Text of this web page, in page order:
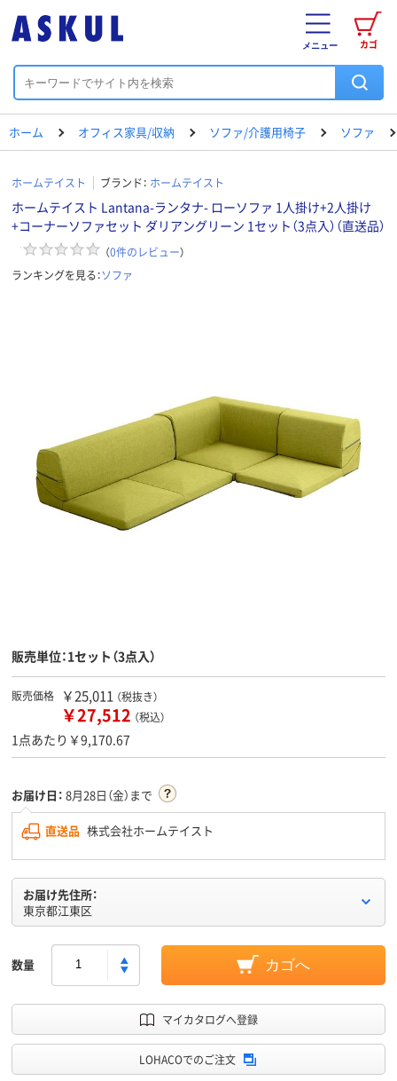
カゴ
メニュー
ホーム オフィス家具/収納 ソファ/介護用椅子 ソファ
ホームテイスト ブランド： ホームテイスト
ホームテイスト Lantana-ランタナ- ローソファ 1人掛け+2人掛け
+コーナーソファセット ダリアングリーン 1セット（3点入）（直送品）
（0件のレビュー）
ランキングを見る：ソファ
販売単位：1セット（3点入）
販売価格 ￥25,011 （税抜き）
￥27,512 （税込）
1点あたり￥9,170.67
お届け日： 8月28日（金）まで
直送品 株式会社ホームテイスト
お届け先住所：
東京都江東区
数量 カゴへ
マイカタログへ登録
LOHACOでのご注文